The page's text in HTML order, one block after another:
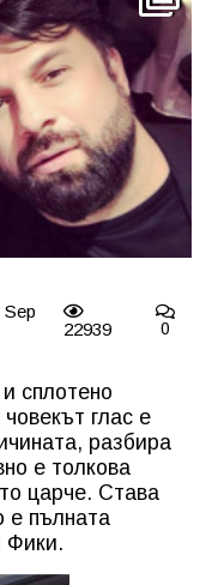
Sep
22939 0
сплотено
глас е
разбира
е толкова
царче. Става
е пълната
Фики.